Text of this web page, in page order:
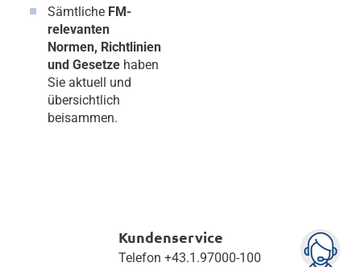
Sämtliche FM-
relevanten
Normen, Richtlinien
und Gesetze haben
Sie aktuell und
übersichtlich
beisammen.
Kundenservice
Telefon +43.1.97000-100